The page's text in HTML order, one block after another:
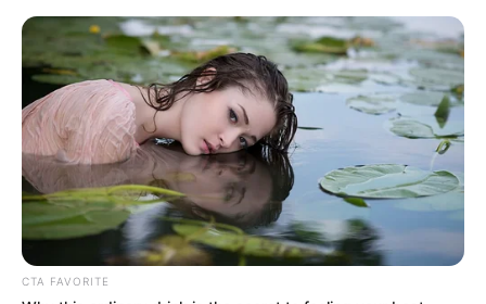
EMERGENCIAS POR LLUVIAS
METRO DE MEDELLÍN
ELECCIONES PRESIDENCIALES
MARINILLA - ANTIOQUIA
EPM
YONDÓ - ANTIOQUIA
RIONEGRO
CTA FAVORITE